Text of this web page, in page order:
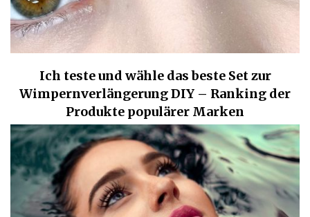
Ich teste und wähle das beste Set zur
Wimpernverlängerung DIY – Ranking der
Produkte populärer Marken